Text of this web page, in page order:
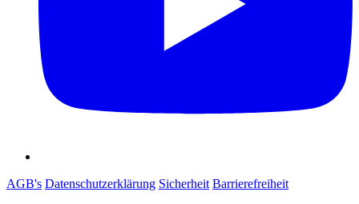
AGB's Datenschutzerklärung Sicherheit Barrierefreiheit